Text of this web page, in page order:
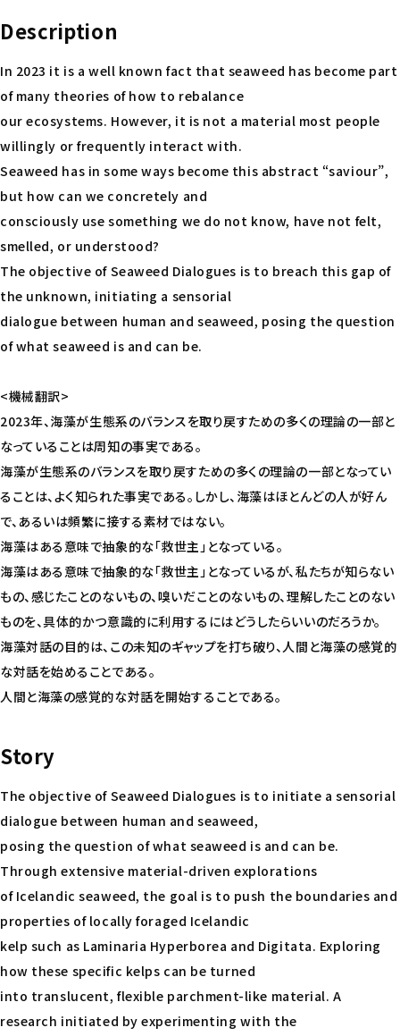
Description
In 2023 it is a well known fact that seaweed has become part
of many theories of how to rebalance
our ecosystems. However, it is not a material most people
willingly or frequently interact with.
Seaweed has in some ways become this abstract “saviour”,
but how can we concretely and
consciously use something we do not know, have not felt,
smelled, or understood?
The objective of Seaweed Dialogues is to breach this gap of
the unknown, initiating a sensorial
dialogue between human and seaweed, posing the question
of what seaweed is and can be.
<機械翻訳>
2023年、海藻が生態系のバランスを取り戻すための多くの理論の一部と
なっていることは周知の事実である。
海藻が生態系のバランスを取り戻すための多くの理論の一部となってい
ることは、よく知られた事実である。しかし、海藻はほとんどの人が好ん
で、あるいは頻繁に接する素材ではない。
海藻はある意味で抽象的な「救世主」となっている。
海藻はある意味で抽象的な「救世主」となっているが、私たちが知らない
もの、感じたことのないもの、嗅いだことのないもの、理解したことのない
ものを、具体的かつ意識的に利用するにはどうしたらいいのだろうか。
海藻対話の目的は、この未知のギャップを打ち破り、人間と海藻の感覚的
な対話を始めることである。
人間と海藻の感覚的な対話を開始することである。
Story
The objective of Seaweed Dialogues is to initiate a sensorial
dialogue between human and seaweed,
posing the question of what seaweed is and can be.
Through extensive material-driven explorations
of Icelandic seaweed, the goal is to push the boundaries and
properties of locally foraged Icelandic
kelp such as Laminaria Hyperborea and Digitata. Exploring
how these specific kelps can be turned
into translucent, flexible parchment-like material. A
research initiated by experimenting with the